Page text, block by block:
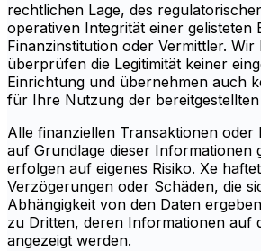
rechtlichen Lage, des
operativen Integrität einer gelisteten
Finanzinstitution oder Vermittler.
überprüfen die Legitimität keiner
Einrichtung und übernehmen auch
für Ihre Nutzung der
Alle finanziellen Transaktionen oder
auf Grundlage dieser Informationen
erfolgen auf eigenes Risiko. Xe
Verzögerungen oder Schäden, die
Abhängigkeit von den Daten
zu Dritten, deren Informationen auf
angezeigt werden.